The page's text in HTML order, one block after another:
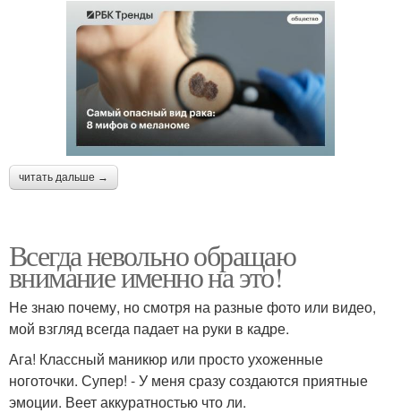
читать дальше →
Всегда невольно обращаю
внимание именно на это!
Не знаю почему, но смотря на разные фото или видео,
мой взгляд всегда падает на руки в кадре.
Ага! Классный маникюр или просто ухоженные
ноготочки. Супер! - У меня сразу создаются приятные
эмоции. Веет аккуратностью что ли.